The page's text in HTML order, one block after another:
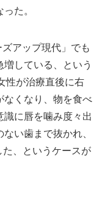
た。
アップ現代」でも
している、という
性が治療直後に右
なくなり、物を食べ
に唇を噛み度々出
い歯まで抜かれ、
、というケースが